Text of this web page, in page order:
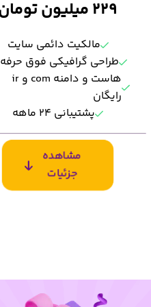
229 میلیون تومان
مالکیت دائمی سایت
طراحی گرافیکی فوق
هاست و دامنه com و ir
رایگان
پشتیبانی ۲۴ ماهه
مشاهده
جزئیات
موبایل
اجرای پروتکل امنیتی SSL